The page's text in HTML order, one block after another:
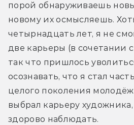
порой обнаруживаешь
новому их осмысляешь.
четырнадцать лет, я не
две карьеры (в сочетании
так что пришлось
осознавать, что я стал
целого поколения
выбрал карьеру художника,
здорово наблюдать.